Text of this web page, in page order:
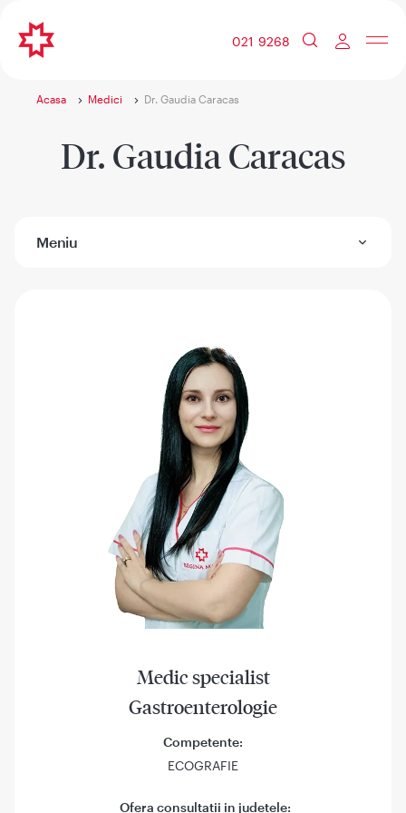
021 9268
Acasa Medici Dr. Gaudia Caracas
Dr. Gaudia Caracas
Meniu
Medic specialist
Gastroenterologie
Competente:
ECOGRAFIE
Ofera consultatii in judetele: